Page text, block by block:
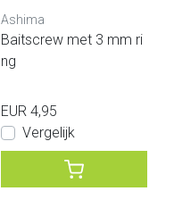
Ashima
Baitscrew met 3 mm ri
ng
EUR 4,95
Vergelijk